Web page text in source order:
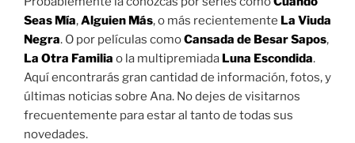
Seas Mía,Alguien Más, o más recientemente La Viuda
Negra. O por películas comoCansada de Besar Sapos,
La Otra Familia o la multipremiada Luna Escondida.
Aquí encontrarás gran cantidad de información, fotos, y
últimas noticias sobre Ana. No dejes de visitarnos
frecuentemente para estar al tanto de todas sus
novedades.